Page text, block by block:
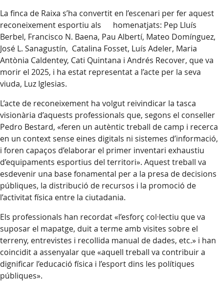
La finca de Raixa s’ha convertit en l’escenari per fer aquest
reconeixement esportiu als homenatjats: Pep Lluís
Berbel, Francisco N. Baena, Pau Albertí, Mateo Domínguez,
José L. Sanagustín, Catalina Fosset, Luís Adeler, Maria
Antònia Caldentey, Cati Quintana i Andrés Recover, que va
morir el 2025, i ha estat representat a l’acte per la seva
viuda, Luz Iglesias.
L’acte de reconeixement ha volgut reivindicar la tasca
visionària d’aquests professionals que, segons el conseller
Pedro Bestard, «feren un autèntic treball de camp i recerca
en un context sense eines digitals ni sistemes d’informació,
i foren capaços d’elaborar el primer inventari exhaustiu
d’equipaments esportius del territori». Aquest treball va
esdevenir una base fonamental per a la presa de decisions
públiques, la distribució de recursos i la promoció de
l’activitat física entre la ciutadania.
Els professionals han recordat «l’esforç col·lectiu que va
suposar el mapatge, duit a terme amb visites sobre el
terreny, entrevistes i recollida manual de dades, etc.» i han
coincidit a assenyalar que «aquell treball va contribuir a
dignificar l’educació física i l’esport dins les polítiques
públiques».